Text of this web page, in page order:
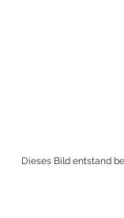
Dieses Bild entstand